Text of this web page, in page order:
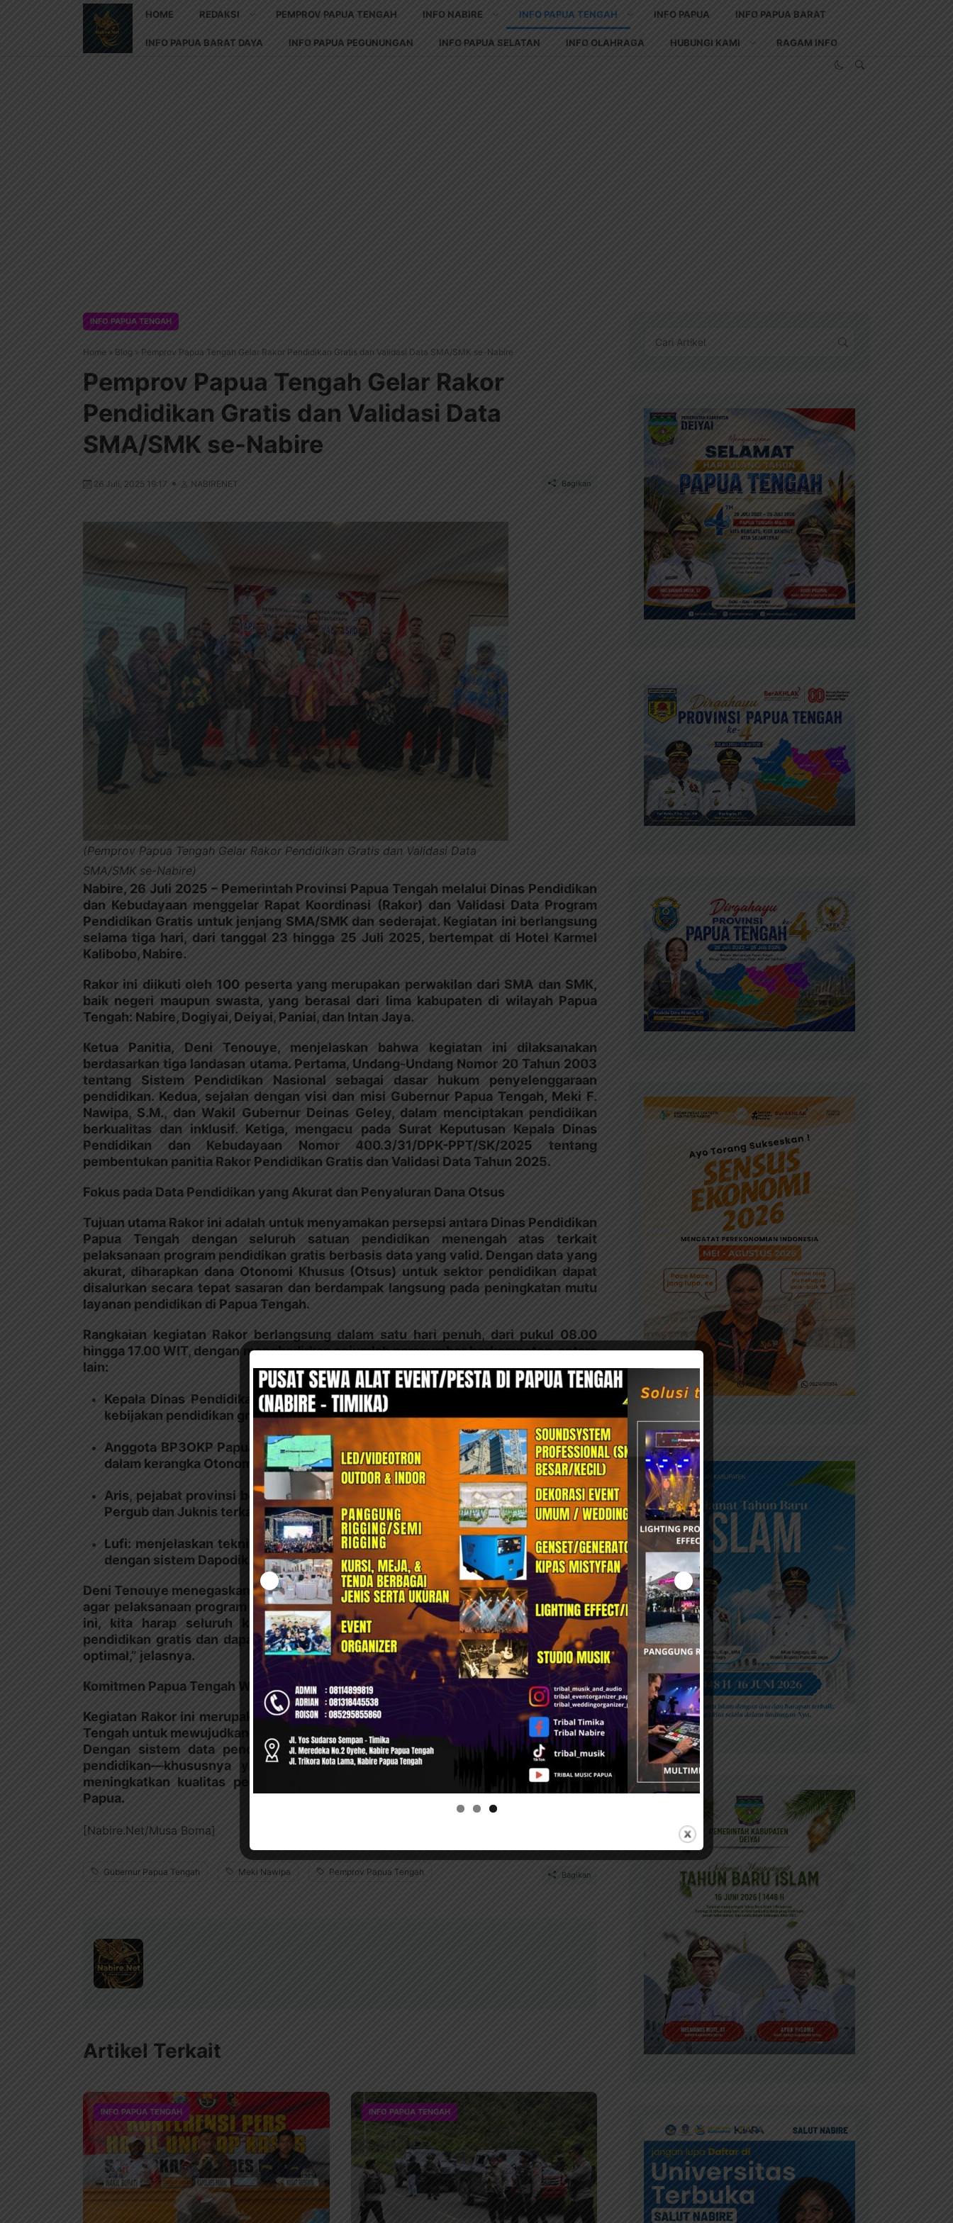
HOME REDAKSI PEMPROV PAPUA TENGAH INFO NABIRE INFO PAPUA TENGAH INFO PAPUA INFO PAPUA BARAT
INFO PAPUA BARAT DAYA INFO PAPUA PEGUNUNGAN INFO PAPUA SELATAN INFO OLAHRAGA HUBUNGI KAMI RAGAM INFO
INFO PAPUA TENGAH
Home » Blog » Pemprov Papua Tengah Gelar Rakor Pendidikan Gratis dan Validasi Data SMA/SMK se-Nabire
Pemprov Papua Tengah Gelar Rakor
Pendidikan Gratis dan Validasi Data
SMA/SMK se-Nabire
26 Juli, 2025 19:17 NABIRENET Bagikan
(Pemprov Papua Tengah Gelar Rakor Pendidikan Gratis dan Validasi Data
SMA/SMK se-Nabire)
Nabire, 26 Juli 2025 – Pemerintah Provinsi Papua Tengah melalui Dinas Pendidikan
dan Kebudayaan menggelar Rapat Koordinasi (Rakor) dan Validasi Data Program
Pendidikan Gratis untuk jenjang SMA/SMK dan sederajat. Kegiatan ini berlangsung
selama tiga hari, dari tanggal 23 hingga 25 Juli 2025, bertempat di Hotel Karmel
Kalibobo, Nabire.
Rakor ini diikuti oleh 100 peserta yang merupakan perwakilan dari SMA dan SMK,
baik negeri maupun swasta, yang berasal dari lima kabupaten di wilayah Papua
Tengah: Nabire, Dogiyai, Deiyai, Paniai, dan Intan Jaya.
Ketua Panitia, Deni Tenouye, menjelaskan bahwa kegiatan ini dilaksanakan
berdasarkan tiga landasan utama. Pertama, Undang-Undang Nomor 20 Tahun 2003
tentang Sistem Pendidikan Nasional sebagai dasar hukum penyelenggaraan
pendidikan. Kedua, sejalan dengan visi dan misi Gubernur Papua Tengah, Meki F.
Nawipa, S.M., dan Wakil Gubernur Deinas Geley, dalam menciptakan pendidikan
berkualitas dan inklusif. Ketiga, mengacu pada Surat Keputusan Kepala Dinas
Pendidikan dan Kebudayaan Nomor 400.3/31/DPK-PPT/SK/2025 tentang
pembentukan panitia Rakor Pendidikan Gratis dan Validasi Data Tahun 2025.
Fokus pada Data Pendidikan yang Akurat dan Penyaluran Dana Otsus
Tujuan utama Rakor ini adalah untuk menyamakan persepsi antara Dinas Pendidikan
Papua Tengah dengan seluruh satuan pendidikan menengah atas terkait
pelaksanaan program pendidikan gratis berbasis data yang valid. Dengan data yang
akurat, diharapkan dana Otonomi Khusus (Otsus) untuk sektor pendidikan dapat
disalurkan secara tepat sasaran dan berdampak langsung pada peningkatan mutu
layanan pendidikan di Papua Tengah.
Rangkaian kegiatan Rakor berlangsung dalam satu hari penuh, dari pukul 08.00
hingga 17.00 WIT, dengan menghadirkan sejumlah narasumber berkompeten, antara
lain:
Kepala Dinas Pendidikan dan Kebudayaan Papua Tengah: menyampaikan arah
kebijakan pendidikan gratis di wilayah Papua Tengah.
Anggota BP3OKP Papua Tengah: memaparkan integrasi program Papua Cerdas
dalam kerangka Otonomi Khusus.
Aris, pejabat provinsi berpengalaman: memberikan materi tentang penyusunan
Pergub dan Juknis terkait pengelolaan dana BOS dan BOSDA.
Lufi: menjelaskan teknis pengelolaan data satuan pendidikan yang terintegrasi
dengan sistem Dapodik.
Deni Tenouye menegaskan pentingnya pemahaman teknis di tingkat kepala sekolah
agar pelaksanaan program pendidikan gratis dapat berjalan optimal. “Melalui Rakor
ini, kita harap seluruh kepala sekolah memahami dengan benar mekanisme
pendidikan gratis dan dapat menyajikan data yang valid agar program ini berjalan
optimal,” jelasnya.
Komitmen Papua Tengah Wujudkan Pendidikan Inklusif dan Berkualitas
Kegiatan Rakor ini merupakan bagian dari upaya serius Pemerintah Provinsi Papua
Tengah untuk mewujudkan akses pendidikan yang inklusif, merata, dan berkeadilan.
Dengan sistem data pendidikan yang transparan dan akurat, seluruh program
pendidikan—khususnya yang dibiayai melalui dana Otsus—diharapkan dapat
meningkatkan kualitas pembelajaran dan mendukung kemajuan generasi muda
Papua.
[Nabire.Net/Musa Boma]
Gubernur Papua Tengah Meki Nawipa Pemprov Papua Tengah Bagikan
Artikel Terkait
INFO PAPUA TENGAH INFO PAPUA TENGAH